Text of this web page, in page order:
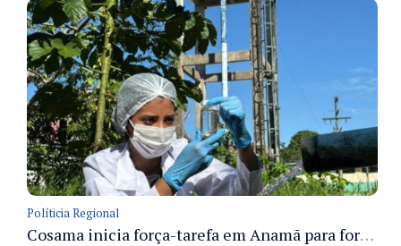
Políticia Regional
Cosama inicia força-tarefa em Anamã para fortalecer abastecimento de água e segurança hídrica da população